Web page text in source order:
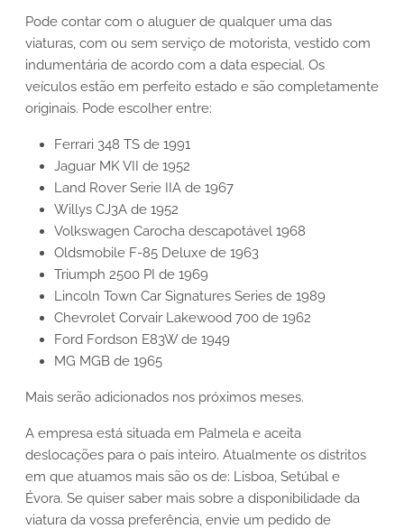
Pode contar com o aluguer de qualquer uma das
viaturas, com ou sem serviço de motorista, vestido com
indumentária de acordo com a data especial. Os
veículos estão em perfeito estado e são completamente
originais. Pode escolher entre:
Ferrari 348 TS de 1991
Jaguar MK VII de 1952
Land Rover Serie IIA de 1967
Willys CJ3A de 1952
Volkswagen Carocha descapotável 1968
Oldsmobile F-85 Deluxe de 1963
Triumph 2500 PI de 1969
Lincoln Town Car Signatures Series de 1989
Chevrolet Corvair Lakewood 700 de 1962
Ford Fordson E83W de 1949
MG MGB de 1965
Mais serão adicionados nos próximos meses.
A empresa está situada em Palmela e aceita
deslocações para o país inteiro. Atualmente os distritos
em que atuamos mais são os de: Lisboa, Setúbal e
Évora. Se quiser saber mais sobre a disponibilidade da
viatura da vossa preferência, envie um pedido de